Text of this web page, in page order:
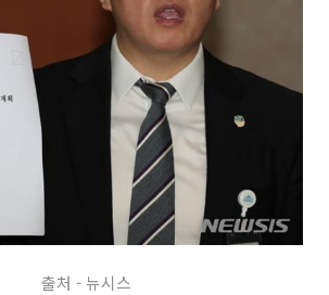
출처 - 뉴시스